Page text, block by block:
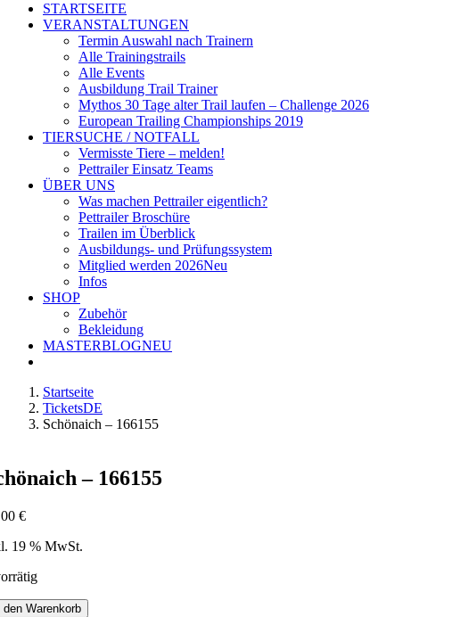
STARTSEITE
VERANSTALTUNGEN
Termin Auswahl nach Trainern
Alle Trainingstrails
Alle Events
Ausbildung Trail Trainer
Mythos 30 Tage alter Trail laufen – Challenge 2026
European Trailing Championships 2019
TIERSUCHE / NOTFALL
Vermisste Tiere – melden!
Pettrailer Einsatz Teams
ÜBER UNS
Was machen Pettrailer eigentlich?
Pettrailer Broschüre
Trailen im Überblick
Ausbildungs- und Prüfungssystem
Mitglied werden 2026Neu
Infos
SHOP
Zubehör
Bekleidung
MASTERBLOGNEU
Startseite
TicketsDE
Schönaich – 166155
– 166155
€
19 % MwSt.
den Warenkorb